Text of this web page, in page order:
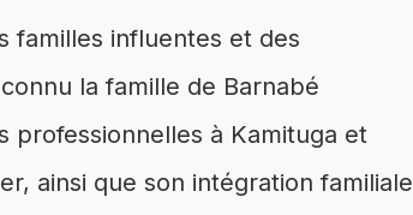
familles influentes et des
la famille de Barnabé
professionnelles à Kamituga et
ainsi que son intégration familiale